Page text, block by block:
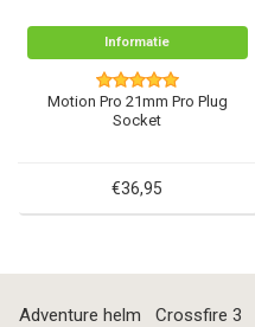
Informatie
Motion Pro 21mm Pro Plug
Socket
€36,95
Adventure helm Crossfire 3